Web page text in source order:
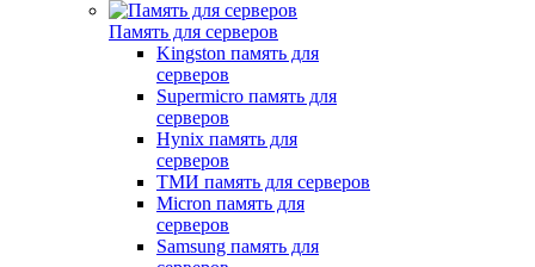
Память для серверов
Kingston память для
серверов
Supermicro память для
серверов
Hynix память для
серверов
ТМИ память для серверов
Micron память для
серверов
Samsung память для